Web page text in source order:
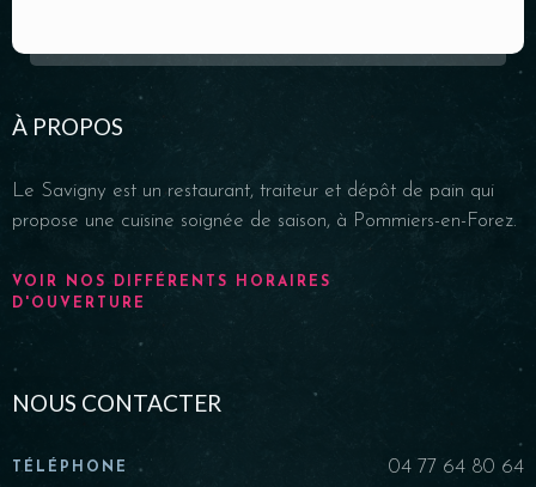
À PROPOS
Le Savigny est un restaurant, traiteur et dépôt de pain qui
propose une cuisine soignée de saison, à Pommiers-en-Forez.
VOIR NOS DIFFÉRENTS HORAIRES
D'OUVERTURE
NOUS CONTACTER
TÉLÉPHONE 04 77 64 80 64